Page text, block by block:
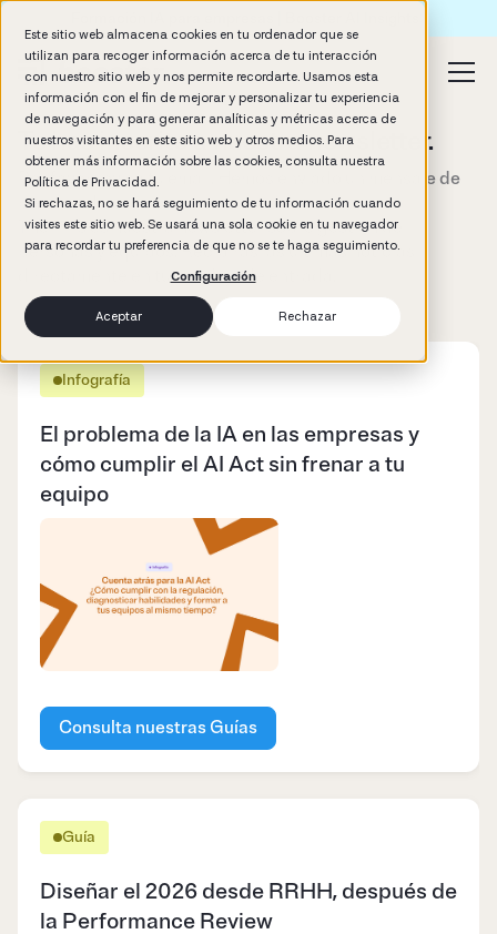
Este sitio web almacena cookies en tu ordenador que se
utilizan para recoger información acerca de tu interacción
con nuestro sitio web y nos permite recordarte. Usamos esta
información con el fin de mejorar y personalizar tu experiencia
de navegación y para generar analíticas y métricas acerca de
nuestros visitantes en este sitio web y otros medios. Para
obtener más información sobre las cookies, consulta nuestra
Política de Privacidad.
Si rechazas, no se hará seguimiento de tu información cuando
visites este sitio web. Se usará una sola cookie en tu navegador
para recordar tu preferencia de que no se te haga seguimiento.
Configuración
Aceptar Rechazar
Te has inscrito a nuestra newsletter.
Por favor revisa tu email. Hemos enviado un mensaje de
bienvenida.
The Pills es nuestra newsletter sobre gestión de
personas y equipos. Recibirás las últimas noticias
directamente en tu bandeja de entrada.
Infografía
El problema de la IA en las empresas y
cómo cumplir el AI Act sin frenar a tu
equipo
Consulta nuestras Guías
Guía
Diseñar el 2026 desde RRHH, después de
la Performance Review​